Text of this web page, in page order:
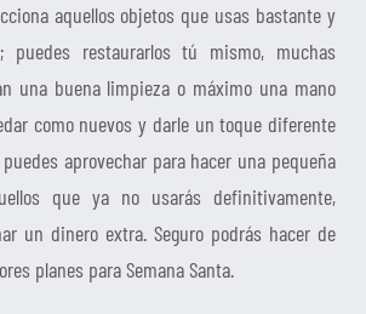
aquellos objetos que usas bastante y
puedes restaurarlos tú mismo, muchas
una buena limpieza o máximo una mano
como nuevos y darle un toque diferente
aprovechar para hacer una pequeña
que ya no usarás definitivamente,
un dinero extra. Seguro podrás hacer de
planes para Semana Santa.